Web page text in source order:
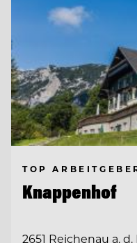
TOP
Knappenhof
2651 Reichenau a.